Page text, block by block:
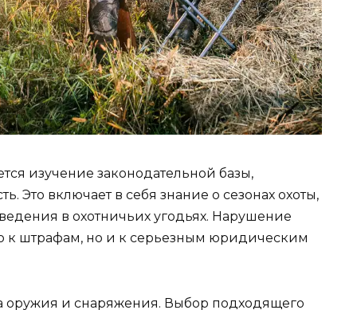
изучение законодательной базы,
Это включает в себя знание о сезонах охоты,
в охотничьих угодьях. Нарушение
к штрафам, но и к серьезным юридическим
оружия и снаряжения. Выбор подходящего